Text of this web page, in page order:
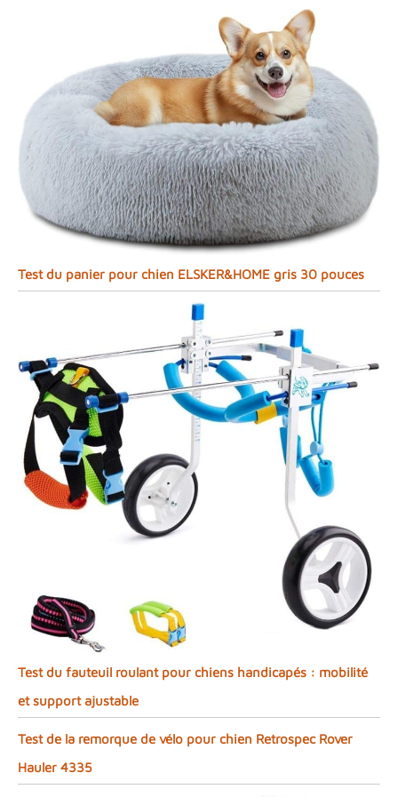
Test du panier pour chien ELSKER&HOME gris 30 pouces
Test du fauteuil roulant pour chiens handicapés : mobilité
et support ajustable
Test de la remorque de vélo pour chien Retrospec Rover
Hauler 4335